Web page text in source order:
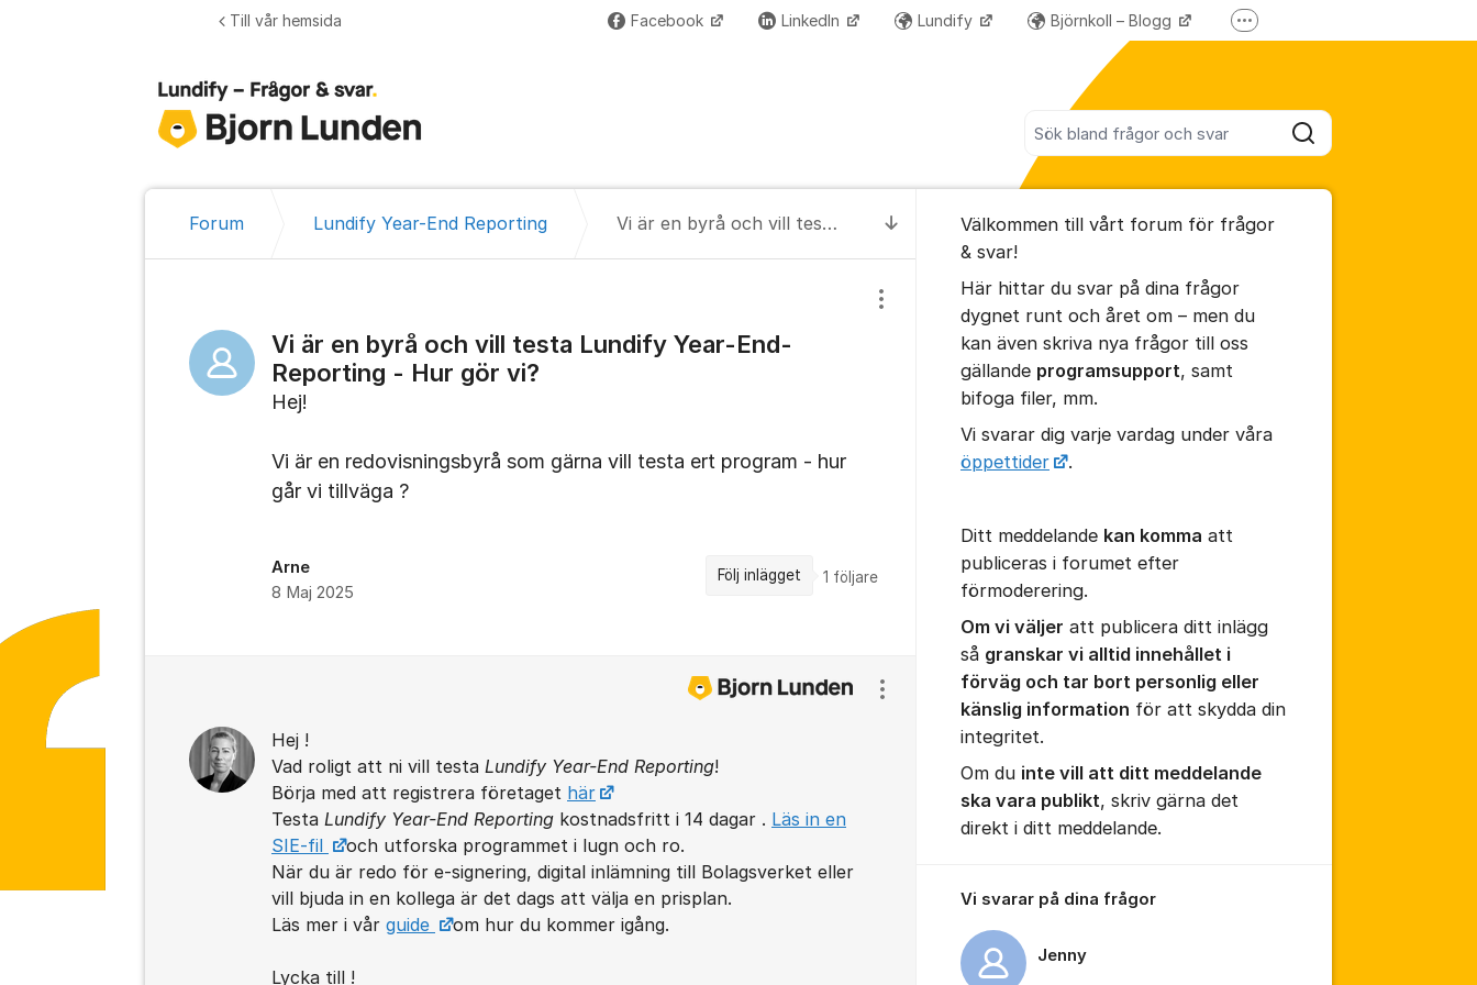
Sök bland alla inlägg
Sök
Till vår hemsida Facebook LinkedIn Lundify Björnkoll – Blogg
Forum för våra övriga program
Fler supportlänkar
Till senaste kommentaren
Forum Lundify Year-End Reporting Vi är en byrå och vill testa Lundify Year-End-Reporting - Hur gör vi?
Vi är en byrå och vill testa Lundify Year-End-
Reporting - Hur gör vi?
Visa/dölj inställningar för inlägg/kommentar
Hej!
Vi är en redovisningsbyrå som gärna vill testa ert program - hur
går vi tillväga ?
Arne
8 Maj 2025
Följ inlägget 1 följare
Hej !
Vad roligt att ni vill testa Lundify Year-End Reporting!
Börja med att registrera företaget här
Testa Lundify Year-End Reporting kostnadsfritt i 14 dagar . Läs in en
SIE-fil
och utforska programmet i lugn och ro.
När du är redo för e-signering, digital inlämning till Bolagsverket eller
vill bjuda in en kollega är det dags att välja en prisplan.
Läs mer i vår guide om hur du kommer igång.
Lycka till !
Visa/dölj inställningar för inlägg/kommentar
Välkommen till vårt forum för frågor
& svar!
Här hittar du svar på dina frågor
dygnet runt och året om – men du
kan även skriva nya frågor till oss
gällande programsupport, samt
bifoga filer, mm.
Vi svarar dig varje vardag under våra
öppettider
.
Ditt meddelande kan komma att
publiceras i forumet efter
förmoderering.
Om vi väljer att publicera ditt inlägg
så granskar vi alltid innehållet i
förväg och tar bort personlig eller
känslig information för att skydda din
integritet.
Om du inte vill att ditt meddelande
ska vara publikt, skriv gärna det
direkt i ditt meddelande.
Vi svarar på dina frågor
Jenny